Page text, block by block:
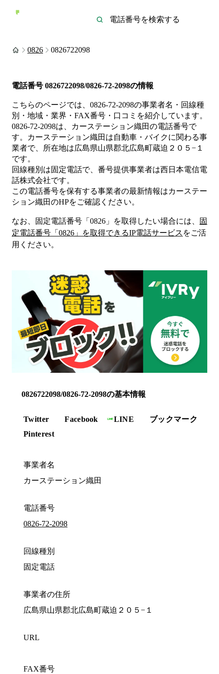
0826 0826722098
電話番号 0826722098/0826-72-2098の情報
こちらのページでは、 0826-72-2098の事業者名・回線種
別・地域・業界・FAX番号・口コミを紹介しています。
0826-72-2098は、 カーステーション織田の電話番号で
す。
カーステーション織田は自動車・バイクに関わる事
業者で、所在地は広島県山県郡北広島町蔵迫２０５−１
です。
回線種別は固定電話で、番号提供事業者は西日本電信電
話株式会社です。
この電話番号を保有する事業者の最新情報はカーステー
ション織田のHPをご確認ください。
なお、固定電話番号「 0826 」を取得したい場合には、
固
定電話番号「 0826 」を取得できるIP電話サービス をご活
用ください。
0826722098/0826-72-2098の基本情報
Twitter Facebook LINE
ブックマーク
Pinterest
事業者名
カーステーション織田
電話番号
0826-72-2098
回線種別
固定電話
事業者の住所
広島県山県郡北広島町蔵迫２０５−１
URL
FAX番号